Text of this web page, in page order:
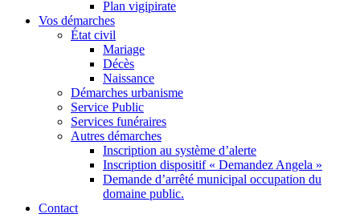
Plan vigipirate
Vos démarches
État civil
Mariage
Décès
Naissance
Démarches urbanisme
Service Public
Services funéraires
Autres démarches
Inscription au système d’alerte
Inscription dispositif « Demandez Angela »
Demande d’arrêté municipal occupation du
domaine public.
Contact